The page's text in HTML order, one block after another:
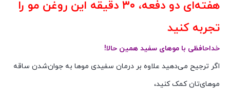
هفته‌ای دو دفعه، ۳۰ دقیقه این روغن مو را
تجربه کنید
خداحافظی با موهای سفید همین حالا!
اگر ترجیح می‌دهید علاوه بر درمان سفیدی موها به جوان‌شدن ساقه
موهای‌تان کمک کنید،